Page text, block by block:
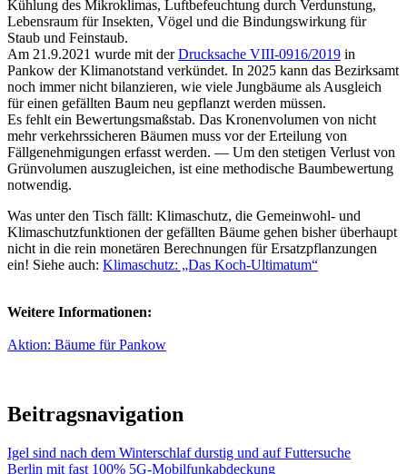
Kühlung des Mikroklimas, Luftbefeuchtung durch Verdunstung,
Lebensraum für Insekten, Vögel und die Bindungswirkung für
Staub und Feinstaub.
Am 21.9.2021 wurde mit derDrucksache VIII-0916/2019 in
Pankow der Klimanotstand verkündet. In 2025 kann das Bezirksamt
noch immer nicht bilanzieren, wie viele Jungbäume als Ausgleich
für einen gefällten Baum neu gepflanzt werden müssen.
Es fehlt ein Bewertungsmaßstab. Das Kronenvolumen von nicht
mehr verkehrssicheren Bäumen muss vor der Erteilung von
Fällgenehmigungen erfasst werden. — Um den stetigen Verlust von
Grünvolumen auszugleichen, ist eine methodische Baumbewertung
notwendig.
Was unter den Tisch fällt: Klimaschutz, die Gemeinwohl- und
Klimaschutzfunktionen der gefällten Bäume gehen bisher überhaupt
nicht in die rein monetären Berechnungen für Ersatzpflanzungen
ein! Siehe auch: Klimaschutz: „Das Koch-Ultimatum“
Weitere Informationen:
Aktion: Bäume für Pankow
Beitragsnavigation
Igel sind nach dem Winterschlaf durstig und auf Futtersuche
Berlin mit fast 100% 5G-Mobilfunkabdeckung